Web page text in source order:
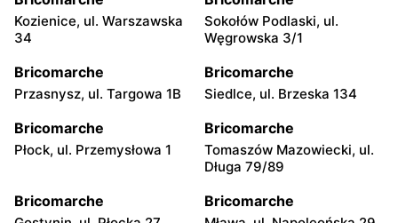
Kozienice, ul. Warszawska
34
Sokołów Podlaski, ul.
Węgrowska 3/1
Bricomarche
Przasnysz, ul. Targowa 1B
Bricomarche
Siedlce, ul. Brzeska 134
Bricomarche
Płock, ul. Przemysłowa 1
Bricomarche
Tomaszów Mazowiecki, ul.
Długa 79/89
Bricomarche Bricomarche